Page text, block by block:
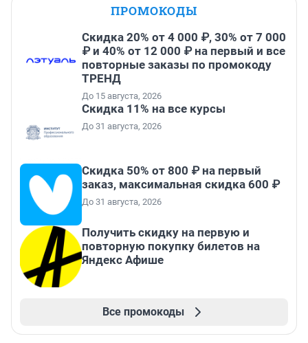
ПРОМОКОДЫ
Скидка 20% от 4 000 ₽, 30% от 7 000
₽ и 40% от 12 000 ₽ на первый и все
повторные заказы по промокоду
ТРЕНД
До 15 августа, 2026
Скидка 11% на все курсы
До 31 августа, 2026
Скидка 50% от 800 ₽ на первый
заказ, максимальная скидка 600 ₽
До 31 августа, 2026
Получить скидку на первую и
повторную покупку билетов на
Яндекс Афише
Все промокоды